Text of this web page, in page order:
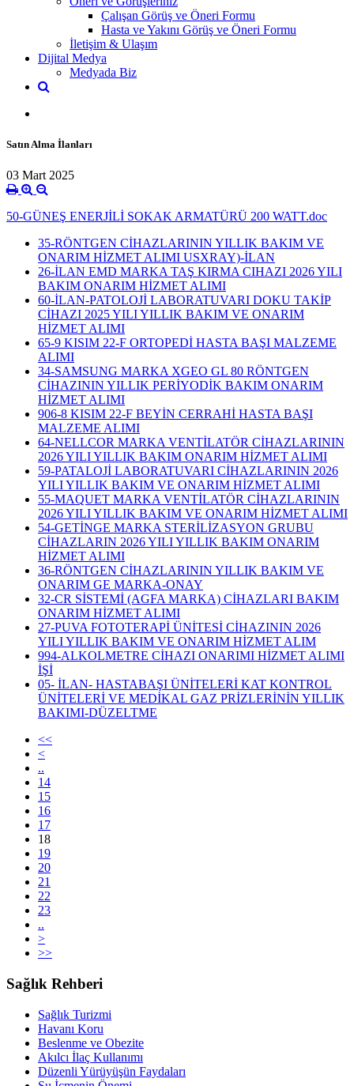
Çalışan Görüş ve Öneri Formu
Hasta ve Yakını Görüş ve Öneri Formu
İletişim & Ulaşım
Dijital Medya
Medyada Biz
Satın Alma İlanları
03 Mart 2025
50-GÜNEŞ ENERJİLİ SOKAK ARMATÜRÜ 200 WATT.doc
35-RÖNTGEN CİHAZLARININ YILLIK BAKIM VE
ONARIM HİZMET ALIMI USXRAY)-İLAN
26-İLAN EMD MARKA TAŞ KIRMA CIHAZI 2026 YILI
BAKIM ONARIM HİZMET ALIMI
60-İLAN-PATOLOJİ LABORATUVARI DOKU TAKİP
CİHAZI 2025 YILI YILLIK BAKIM VE ONARIM
HİZMET ALIMI
65-9 KISIM 22-F ORTOPEDİ HASTA BAŞI MALZEME
ALIMI
34-SAMSUNG MARKA XGEO GL 80 RÖNTGEN
CİHAZININ YILLIK PERİYODİK BAKIM ONARIM
HİZMET ALIMI
906-8 KISIM 22-F BEYİN CERRAHİ HASTA BAŞI
MALZEME ALIMI
64-NELLCOR MARKA VENTİLATÖR CİHAZLARININ
2026 YILI YILLIK BAKIM ONARIM HİZMET ALIMI
59-PATALOJİ LABORATUVARI CİHAZLARININ 2026
YILI YILLIK BAKIM VE ONARIM HİZMET ALIMI
55-MAQUET MARKA VENTİLATÖR CİHAZLARININ
2026 YILI YILLIK BAKIM VE ONARIM HİZMET ALIMI
54-GETİNGE MARKA STERİLİZASYON GRUBU
CİHAZLARIN 2026 YILI YILLIK BAKIM ONARIM
HİZMET ALIMI
36-RÖNTGEN CİHAZLARININ YILLIK BAKIM VE
ONARIM GE MARKA-ONAY
32-CR SİSTEMİ (AGFA MARKA) CİHAZLARI BAKIM
ONARIM HİZMET ALIMI
27-PUVA FOTOTERAPİ ÜNİTESİ CİHAZININ 2026
YILI YILLIK BAKIM VE ONARIM HİZMET ALIM
994-ALKOLMETRE CİHAZI ONARIMI HİZMET ALIMI
İŞİ
05- İLAN- HASTABAŞI ÜNİTELERİ KAT KONTROL
ÜNİTELERİ VE MEDİKAL GAZ PRİZLERİNİN YILLIK
BAKIMI-DÜZELTME
<<
<
..
14
15
16
17
18
19
20
21
22
23
..
>
>>
Sağlık Rehberi
Sağlık Turizmi
Havanı Koru
Beslenme ve Obezite
Akılcı İlaç Kullanımı
Düzenli Yürüyüşün Faydaları